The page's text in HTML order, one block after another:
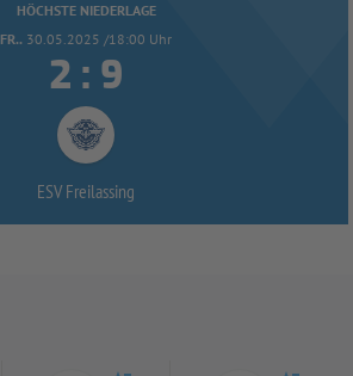
HÖCHSTE NIEDERLAGE
FR.. 30.05.2025 /18:00 Uhr
 : 
ESV Freilassing